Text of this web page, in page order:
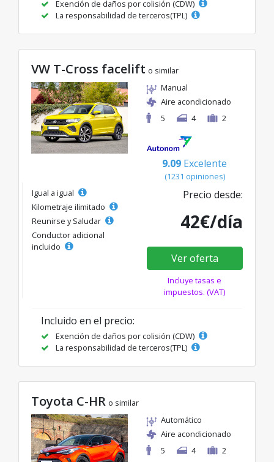
Exención de daños por colisión (CDW)
La responsabilidad de terceros(TPL)
VW T-Cross facelift o similar
Manual
Aire acondicionado
5
4 2
9.09 Excelente
(1231 opiniones)
Igual a igual
Kilometraje ilimitado
Reunirse y Saludar
Conductor adicional
incluido
Precio desde:
42€/día
Ver oferta
Incluye tasas e
impuestos. (VAT)
Incluido en el precio:
Exención de daños por colisión (CDW)
La responsabilidad de terceros(TPL)
Toyota C-HR o similar
Automático
Aire acondicionado
5
4 2